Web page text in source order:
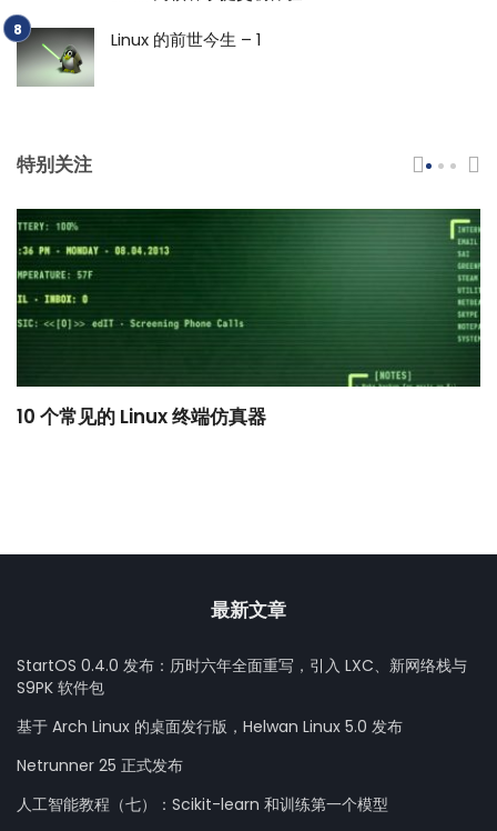
Linux 的前世今生 – 1
特别关注
10 个常见的 Linux 终端仿真器
最新文章
StartOS 0.4.0 发布：历时六年全面重写，引入 LXC、新网络栈与
S9PK 软件包
基于 Arch Linux 的桌面发行版，Helwan Linux 5.0 发布
Netrunner 25 正式发布
人工智能教程（七）：Scikit-learn 和训练第一个模型